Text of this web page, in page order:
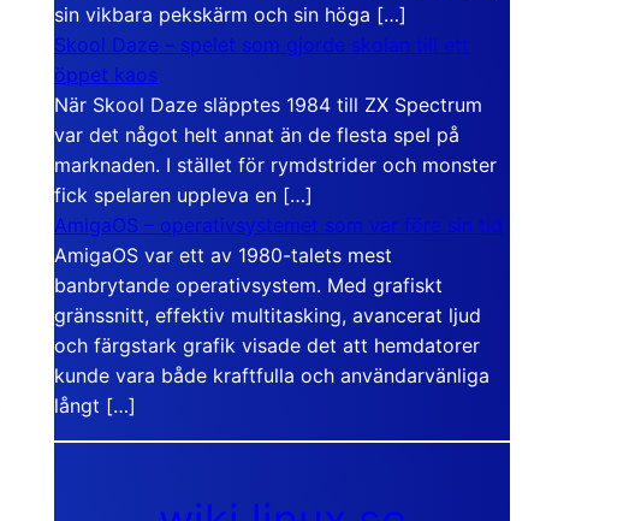
sin vikbara pekskärm och sin höga […]
Skool Daze – spelet som gjorde skolan till ett
öppet kaos
När Skool Daze släpptes 1984 till ZX Spectrum
var det något helt annat än de flesta spel på
marknaden. I stället för rymdstrider och monster
fick spelaren uppleva en […]
AmigaOS – operativsystemet som var före sin tid
AmigaOS var ett av 1980-talets mest
banbrytande operativsystem. Med grafiskt
gränssnitt, effektiv multitasking, avancerat ljud
och färgstark grafik visade det att hemdatorer
kunde vara både kraftfulla och användarvänliga
långt […]